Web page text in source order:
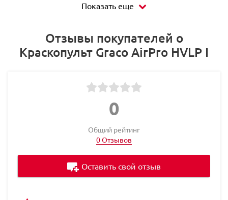
Показать еще
Отзывы покупателей о
Краскопульт Graco AirPro HVLP I
0
Общий рейтинг
0 Отзывов
Оставить свой отзыв